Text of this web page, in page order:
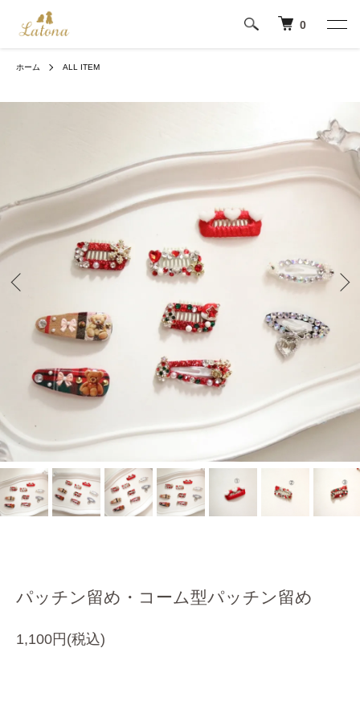
0
ホーム ALL ITEM
パッチン留め・コーム型パッチン留め
1,100円(税込)